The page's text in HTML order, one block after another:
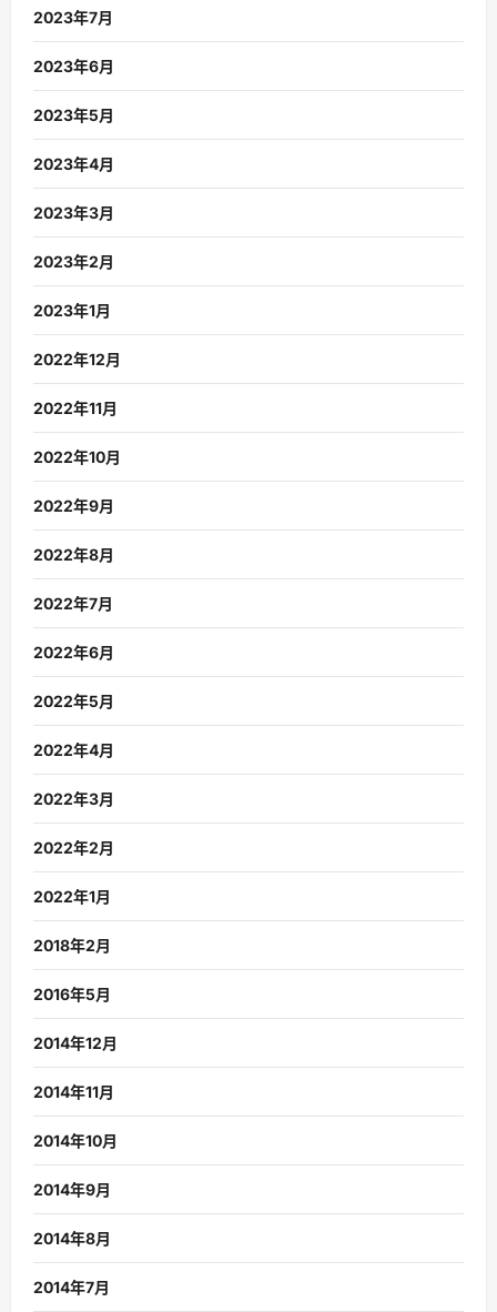
2023年7月
2023年6月
2023年5月
2023年4月
2023年3月
2023年2月
2023年1月
2022年12月
2022年11月
2022年10月
2022年9月
2022年8月
2022年7月
2022年6月
2022年5月
2022年4月
2022年3月
2022年2月
2022年1月
2018年2月
2016年5月
2014年12月
2014年11月
2014年10月
2014年9月
2014年8月
2014年7月